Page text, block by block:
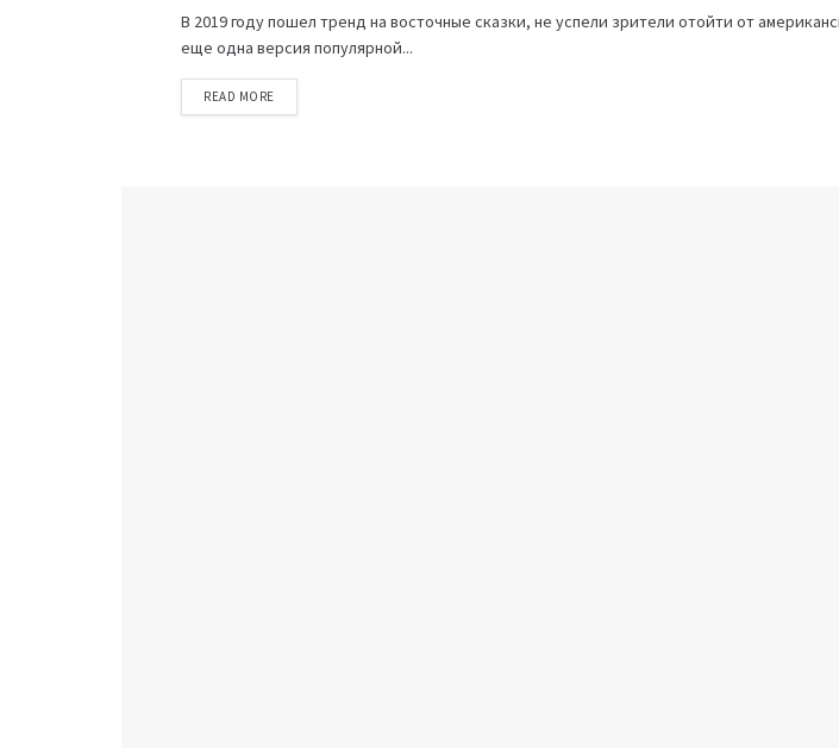
В 2019 году пошел тренд на восточные сказки, не успели зрители отойти от
еще одна версия популярной...
READ MORE